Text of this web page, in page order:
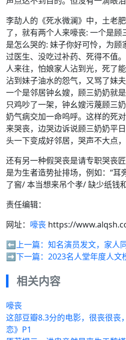
李劼人的《死水微澜》中，土老
了，就有两个人来嚎丧: 一个是
是怎么哭的: 妹子你好可怜，为
过医生、没吃过补药、死得不值
人来往，怕娘家人沾到光，死了
沾到妹子油水的怨气，又骂了妹
一个是邻居钟幺嫂，顾三奶奶就
只鸡吵了一架，钟幺嫂污蔑顾三
奶气病交加一命呜呼。这样的死
来哭丧，边哭边诉说顾三奶奶平
头一下变成好邻居，哭声不大点，
还有另一种假哭丧是请专职哭丧
是为生者造势扯排场，例如：“
了窖/ 本当想来吊个孝/ 缺少纸钱
责任编辑：
网址： 嚎丧 https://
⬅️上一篇： 知名演员发文，家人
➡️下一篇： 2023名人堂年度人文
相关内容
嚎丧
这部豆瓣8.3分的电影，很丧很丧
恋》P1